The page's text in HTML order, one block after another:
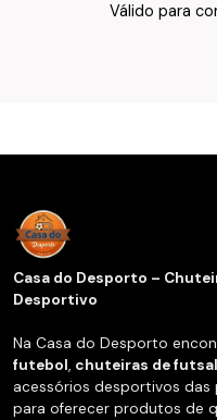
Válido para
Texto do Verso
Casa do Desporto –
Desportivo
Na Casa do Desporto
futebol, chuteiras de futsal
acessórios desportivos das
para oferecer produtos de